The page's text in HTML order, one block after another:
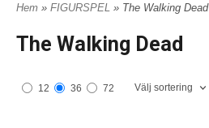
Hem » FIGURSPEL » The Walking Dead
The Walking Dead
12 36 72 Välj sortering